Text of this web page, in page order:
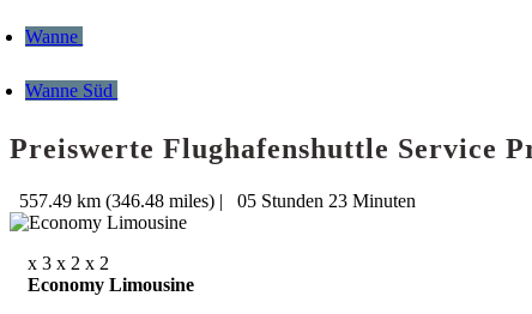
Wanne
Wanne Süd
Preiswerte Flughafenshuttle Service
557.49 km (346.48 miles) | 05 Stunden 23 Minuten
x 3 x 2 x 2
Economy Limousine